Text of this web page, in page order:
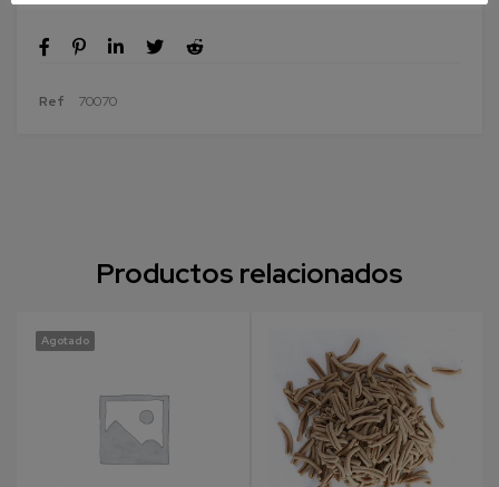
Ref 70070
Productos relacionados
Agotado